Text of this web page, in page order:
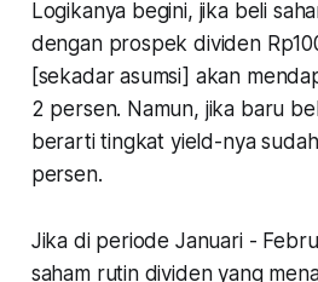
Logikanya begini, jika beli
dengan prospek dividen
[sekadar asumsi] akan
2 persen. Namun, jika baru
berarti tingkat yield-nya
persen.
Jika di periode Januari -
saham rutin dividen yang